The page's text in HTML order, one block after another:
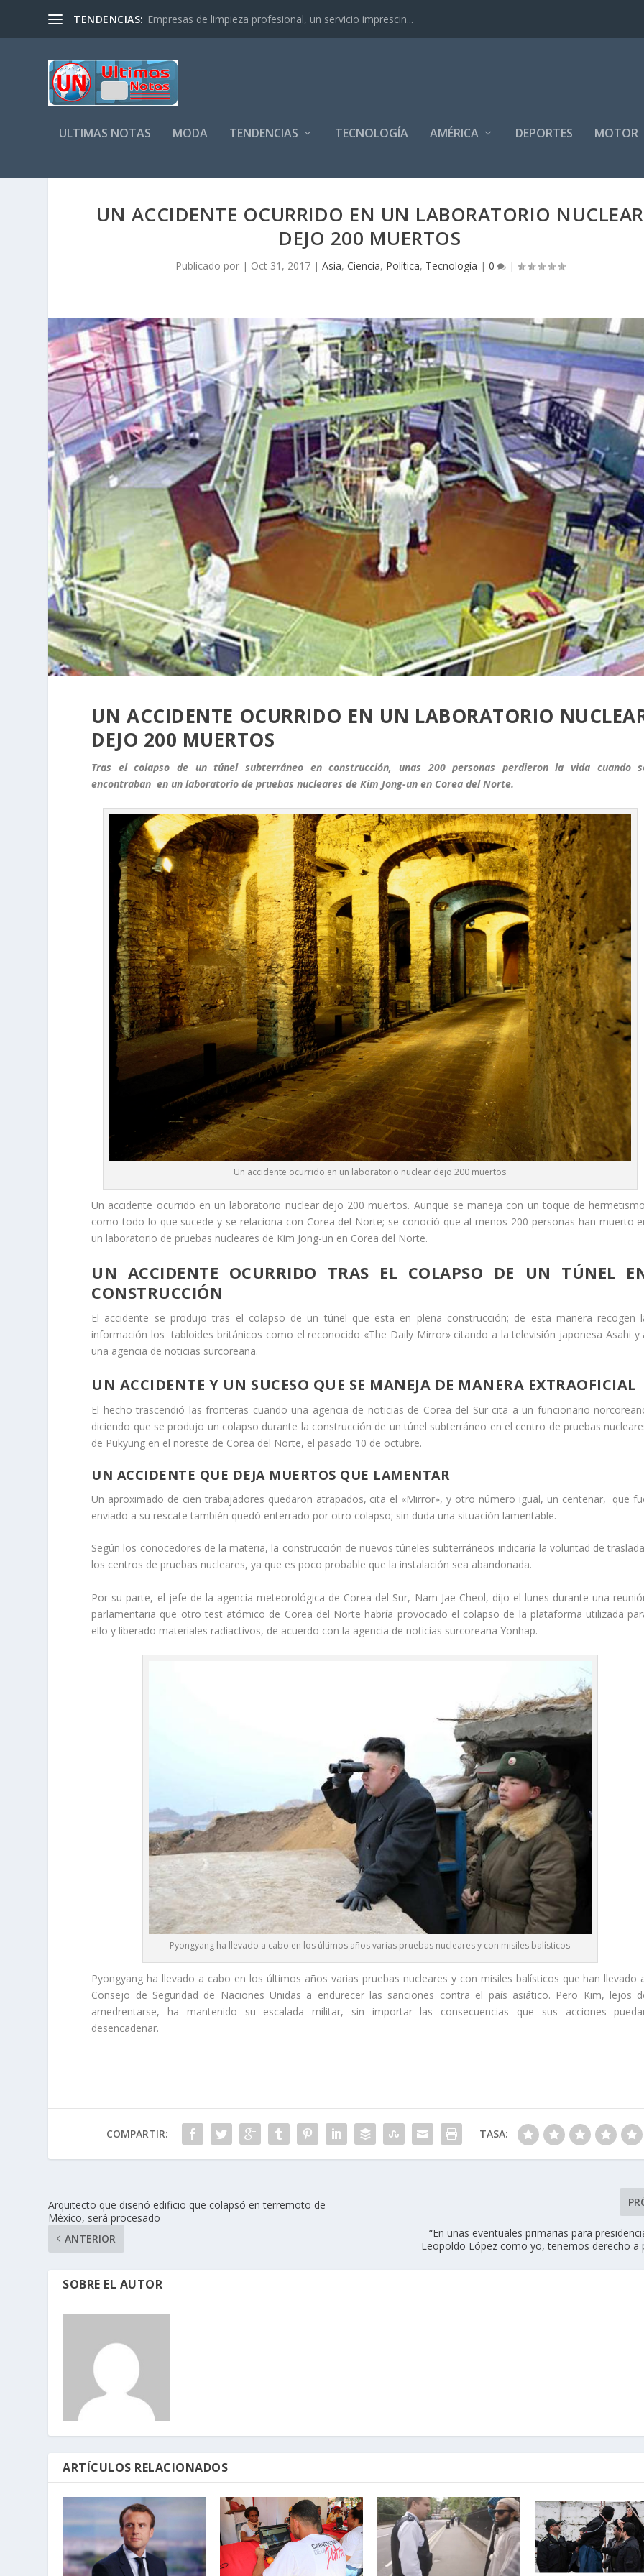
TENDENCIAS: Empresas de limpieza profesional, un servicio imprescin...
ULTIMAS NOTAS MODA TENDENCIAS TECNOLOGÍA AMÉRICA DEPORTES MOTOR
UN ACCIDENTE OCURRIDO EN UN LABORATORIO NUCLEAR
DEJO 200 MUERTOS
Publicado por | Oct 31, 2017| Asia, Ciencia, Política, Tecnología | 0 |
UN ACCIDENTE OCURRIDO EN UN LABORATORIO
DEJO 200 MUERTOS
Tras el colapso de un túnel subterráneo en construcción, unas 200 personas perdieron la vida cuando
encontraban en un laboratorio de pruebas nucleares de Kim Jong-un en Corea del Norte.
Un accidente ocurrido en un laboratorio nuclear dejo 200 muertos
Un accidente ocurrido en un laboratorio nuclear dejo 200 muertos. Aunque se maneja con un toque de
como todo lo que sucede y se relaciona con Corea del Norte; se conoció que al menos 200 personas han muerto
un laboratorio de pruebas nucleares de Kim Jong-un en Corea del Norte.
UN ACCIDENTE OCURRIDO TRAS EL COLAPSO DE UN TÚNEL
CONSTRUCCIÓN
El accidente se produjo tras el colapso de un túnel que esta en plena construcción; de esta manera recogen
información los tabloides británicos como el reconocido «The Daily Mirror» citando a la televisión japonesa Asahi y
una agencia de noticias surcoreana.
UN ACCIDENTE Y UN SUCESO QUE SE MANEJA DE MANERA EXTRAOFICIAL
El hecho trascendió las fronteras cuando una agencia de noticias de Corea del Sur cita a un funcionario
diciendo que se produjo un colapso durante la construcción de un túnel subterráneo en el centro de pruebas
de Pukyung en el noreste de Corea del Norte, el pasado 10 de octubre.
UN ACCIDENTE QUE DEJA MUERTOS QUE LAMENTAR
Un aproximado de cien trabajadores quedaron atrapados, cita el «Mirror», y otro número igual, un centenar, que
enviado a su rescate también quedó enterrado por otro colapso; sin duda una situación lamentable.
Según los conocedores de la materia, la construcción de nuevos túneles subterráneos indicaría la voluntad de
los centros de pruebas nucleares, ya que es poco probable que la instalación sea abandonada.
Por su parte, el jefe de la agencia meteorológica de Corea del Sur, Nam Jae Cheol, dijo el lunes durante una
parlamentaria que otro test atómico de Corea del Norte habría provocado el colapso de la plataforma utilizada
ello y liberado materiales radiactivos, de acuerdo con la agencia de noticias surcoreana Yonhap.
Pyongyang ha llevado a cabo en los últimos años varias pruebas nucleares y con misiles balísticos
Pyongyang ha llevado a cabo en los últimos años varias pruebas nucleares y con misiles balísticos que han llevado
Consejo de Seguridad de Naciones Unidas a endurecer las sanciones contra el país asiático. Pero Kim, lejos
amedrentarse, ha mantenido su escalada militar, sin importar las consecuencias que sus acciones
desencadenar.
COMPARTIR: TASA:
Arquitecto que diseñó edificio que colapsó en terremoto de
México, será procesado
ANTERIOR
“En unas eventuales primarias para
Leopoldo López como yo, tenemos derecho a
SOBRE EL AUTOR
ARTÍCULOS RELACIONADOS